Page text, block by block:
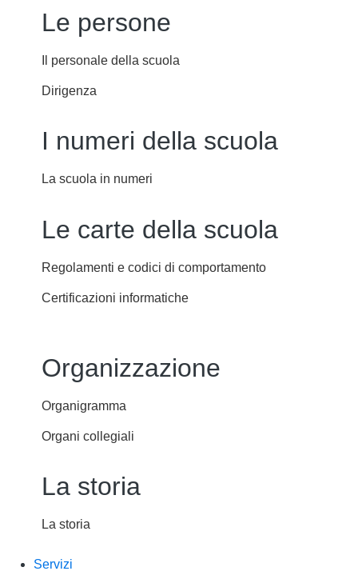
Le persone
Il personale della scuola
Dirigenza
I numeri della scuola
La scuola in numeri
Le carte della scuola
Regolamenti e codici di comportamento
Certificazioni informatiche
Organizzazione
Organigramma
Organi collegiali
La storia
La storia
Servizi